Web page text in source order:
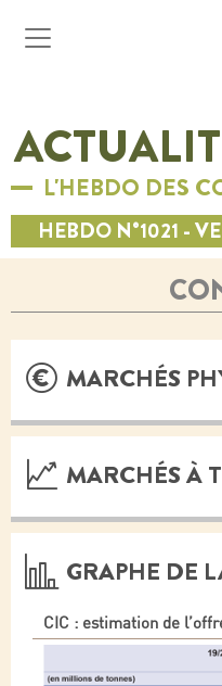
L'HEBDO DES
HEBDO N°1021 -
MARCHÉS
MARCHÉS À
GRAPHE DE
CIC : estimation de